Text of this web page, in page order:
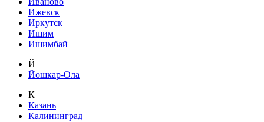
Ижевск
Иркутск
Ишим
Ишимбай
Й
Йошкар-Ола
К
Казань
Калининград